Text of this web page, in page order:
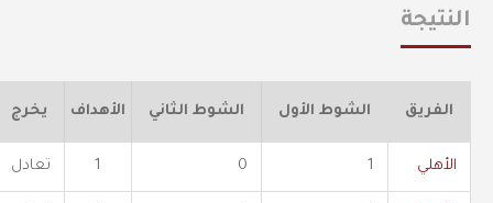
النتيجة
الفريق الشوط الأول الشوط الثاني الأهداف يخرج
الأهلي 1
0
1 تعادل